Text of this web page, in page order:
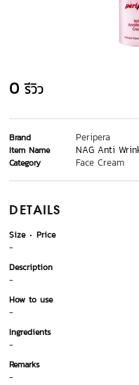
0 รีวิว
Brand Peripera
Item Name NAG Anti
Category Face Cream
DETAILS
Size
Price
-
Description
-
How to use
-
Ingredients
-
Remarks
-